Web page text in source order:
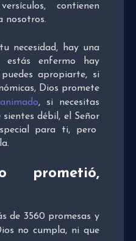
contienen
nosotros.
necesidad, hay una
enfermo hay
apropiarte, si
Dios promete
, si necesitas
débil, el Señor
para ti, pero
de 3560 promesas y
no cumpla, ni que